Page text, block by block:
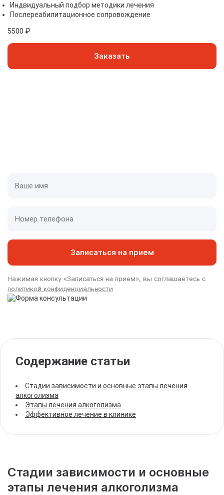
Индвидуальный подбор методики лечения
Послереабилитационное сопровождение
5500 ₽
Заказать
Записаться на прием
Нажимая кнопку «Записаться на прием», вы соглашаетесь с
политикой конфиденциальности
Содержание статьи
Стадии зависимости и основные этапы лечения
алкоголизма
Этапы лечения алкоголизма
Эффективное лечение в клинике
Стадии зависимости и основные
этапы лечения алкоголизма